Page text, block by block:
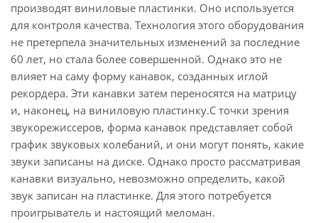
производят виниловые пластинки. Оно используется
для контроля качества. Технология этого оборудования
не претерпела значительных изменений за последние
60 лет, но стала более совершенной. Однако это не
влияет на саму форму канавок, созданных иглой
рекордера. Эти канавки затем переносятся на матрицу
и, наконец, на виниловую пластинку.С точки зрения
звукорежиссеров, форма канавок представляет собой
график звуковых колебаний, и они могут понять, какие
звуки записаны на диске. Однако просто рассматривая
канавки визуально, невозможно определить, какой
звук записан на пластинке. Для этого потребуется
проигрыватель и настоящий меломан.